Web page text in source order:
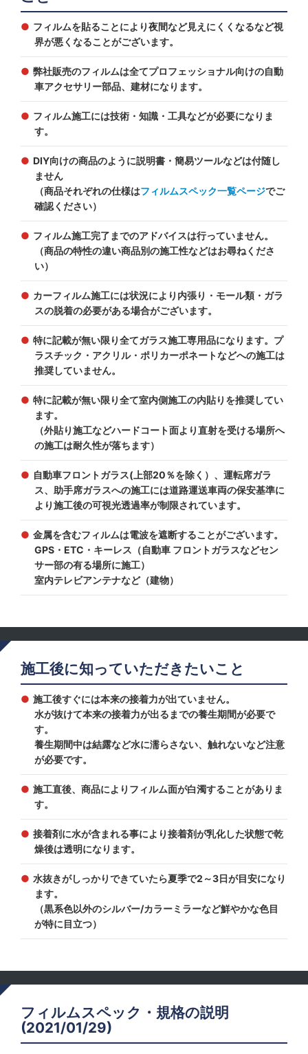
フィルムを貼ることにより夜間など見えにくくなるなど視
界が悪くなることがございます。
弊社販売のフィルムは全てプロフェッショナル向けの自動
車アクセサリー部品、建材になります。
フィルム施工には技術・知識・工具などが必要になりま
す。
DIY向けの商品のように説明書・簡易ツールなどは付随し
ません
（商品それぞれの仕様はフィルムスペック一覧ページでご
確認ください）
フィルム施工完了までのアドバイスは行っていません。
（商品の特性の違い商品別の施工性などはお尋ねくださ
い）
カーフィルム施工には状況により内張り・モール類・ガラ
スの脱着の必要がある場合がございます。
特に記載が無い限り全てガラス施工専用品になります。プ
ラスチック・アクリル・ポリカーポネートなどへの施工は
推奨していません。
特に記載が無い限り全て室内側施工の内貼りを推奨してい
ます。
（外貼り施工などハードコート面より直射を受ける場所へ
の施工は耐久性が落ちます）
自動車フロントガラス(上部20％を除く）、運転席ガラ
ス、助手席ガラスへの施工には道路運送車両の保安基準に
より施工後の可視光透過率が制限されています。
金属を含むフィルムは電波を遮断することがございます。
GPS・ETC・キーレス（自動車 フロントガラスなどセン
サー部の有る場所に施工）
室内テレビアンテナなど（建物）
施工後に知っていただきたいこと
施工後すぐには本来の接着力が出ていません。
水が抜けて本来の接着力が出るまでの養生期間が必要で
す。
養生期間中は結露など水に濡らさない、触れないなど注意
が必要です。
施工直後、商品によりフィルム面が白濁することがありま
す。
接着剤に水が含まれる事により接着剤が乳化した状態で乾
燥後は透明になります。
水抜きがしっかりできていたら夏季で2～3日が目安になり
ます。
（黒系色以外のシルバー/カラーミラーなど鮮やかな色目
が特に目立つ）
フィルムスペック・規格の説明
(2021/01/29)